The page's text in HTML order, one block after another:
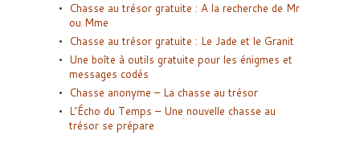
Chasse au trésor gratuite : A la recherche de Mr
ou Mme
Chasse au trésor gratuite : Le Jade et le Granit
Une boîte à outils gratuite pour les énigmes et
messages codés
Chasse anonyme – La chasse au trésor
L’Écho du Temps – Une nouvelle chasse au
trésor se prépare